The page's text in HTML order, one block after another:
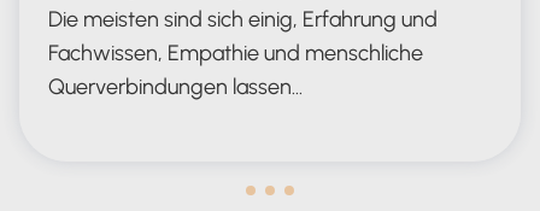
Die meisten sind sich einig, Erfahrung und
Fachwissen, Empathie und menschliche
Querverbindungen lassen…